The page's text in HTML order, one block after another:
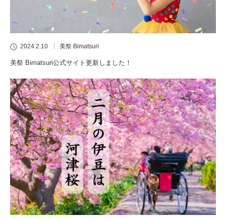
2024.2.10 美祭 Bimatsuri
美祭 Bimatsuri公式サイト更新しました！